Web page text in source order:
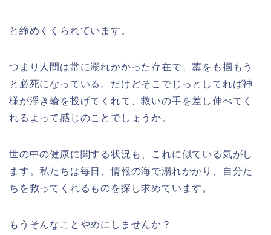
と締めくくられています。
つまり人間は常に溺れかかった存在で、藁をも掴もう
と必死になっている。だけどそこでじっとしてれば神
様が浮き輪を投げてくれて、救いの手を差し伸べてく
れるよって感じのことでしょうか。
世の中の健康に関する状況も、これに似ている気がし
ます。私たちは毎日、情報の海で溺れかかり、自分た
ちを救ってくれるものを探し求めています。
もうそんなことやめにしませんか？